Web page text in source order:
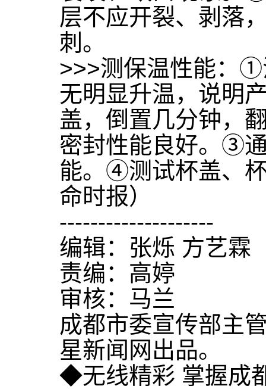
层不应开裂、剥落
刺。
>>>测保温性能：①
无明显升温，说明
盖，倒置几分钟，
密封性能良好。③
能。④测试杯盖、
命时报）
--------------------
编辑：张烁 方艺霖
责编：高婷
审核：马兰
成都市委宣传部主
星新闻网出品。
◆无线精彩 掌握成